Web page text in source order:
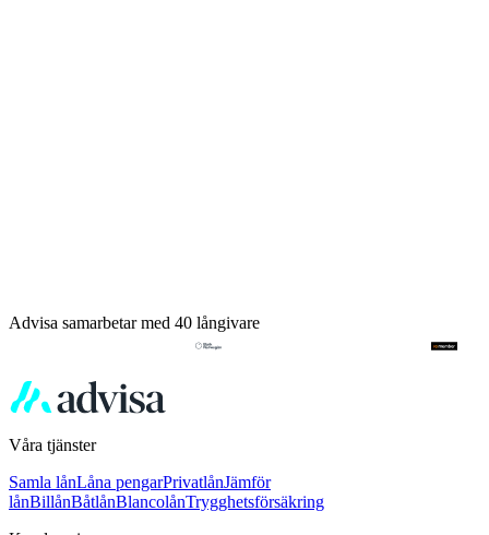
Advisa samarbetar med 40 långivare
Våra tjänster
Samla lånLåna pengarPrivatlånJämför
lånBillånBåtlånBlancolånTrygghetsförsäkring